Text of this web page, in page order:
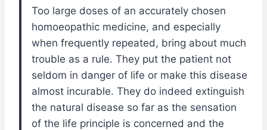
Too large doses of an accurately chosen
homoeopathic medicine, and especially
when frequently repeated, bring about much
trouble as a rule. They put the patient not
seldom in danger of life or make this disease
almost incurable. They do indeed extinguish
the natural disease so far as the sensation
of the life principle is concerned and the